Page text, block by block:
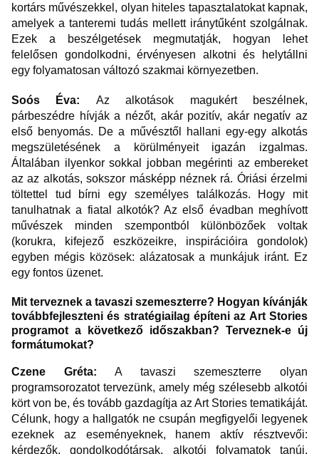
kortárs művészekkel, olyan hiteles tapasztalatokat kapnak,
amelyek a tanteremi tudás mellett iránytűként szolgálnak.
Ezek a beszélgetések megmutatják, hogyan lehet
felelősen gondolkodni, érvényesen alkotni és helytállni
egy folyamatosan változó szakmai környezetben.
Soós Éva: Az alkotások magukért beszélnek,
párbeszédre hívják a nézőt, akár pozitív, akár negatív az
első benyomás. De a művésztől hallani egy-egy alkotás
megszületésének a körülményeit igazán izgalmas.
Általában ilyenkor sokkal jobban megérinti az embereket
az az alkotás, sokszor másképp néznek rá. Óriási érzelmi
töltettel tud bírni egy személyes találkozás. Hogy mit
tanulhatnak a fiatal alkotók? Az első évadban meghívott
művészek minden szempontból különbözőek voltak
(korukra, kifejező eszközeikre, inspirációira gondolok)
egyben mégis közösek: alázatosak a munkájuk iránt. Ez
egy fontos üzenet.
Mit terveznek a tavaszi szemeszterre? Hogyan kívánják
továbbfejleszteni és stratégiailag építeni az Art Stories
programot a következő időszakban? Terveznek-e új
formátumokat?
Czene Gréta:A tavaszi szemeszterre olyan
programsorozatot tervezünk, amely még szélesebb alkotói
kört von be, és tovább gazdagítja az Art Stories tematikáját.
Célunk, hogy a hallgatók ne csupán megfigyelői legyenek
ezeknek az eseményeknek, hanem aktív résztvevői:
kérdezők, gondolkodótársak, alkotói folyamatok tanúi.